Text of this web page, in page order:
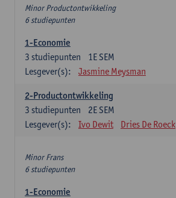
Minor Productontwikkeling
6 studiepunten
1-Economie
1E SEM
3 studiepunten
Lesgever(s):
Jasmine Meysman
2-Productontwikkeling
2E SEM
3 studiepunten
Lesgever(s):
Ivo Dewit Dries De Roeck
Minor Frans
6 studiepunten
1-Economie